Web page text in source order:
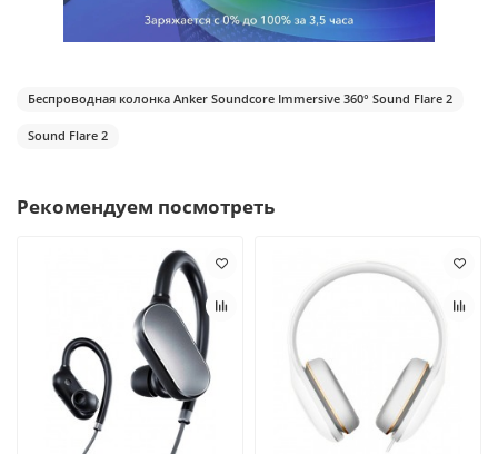
Беспроводная колонка Anker Soundcore Immersive 360° Sound Flare 2
Sound Flare 2
Рекомендуем посмотреть